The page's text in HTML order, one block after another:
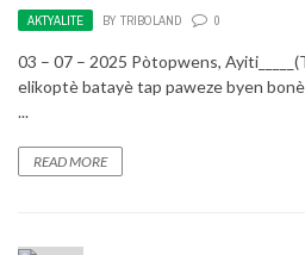
AKTYALITE BY TRIBOLAND 0
03 – 07 – 2025 Pòtopwens,
elikoptè batayè tap paweze byen
...
READ MORE